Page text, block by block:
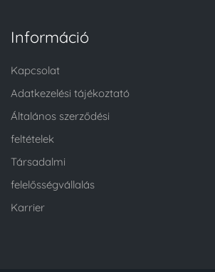
Információ
Kapcsolat
Adatkezelési tájékoztató
Általános szerződési
feltételek
Társadalmi
felelősségvállalás
Karrier